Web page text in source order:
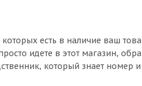
есть в наличие ваш
идете в этот магазин,
который знает номер